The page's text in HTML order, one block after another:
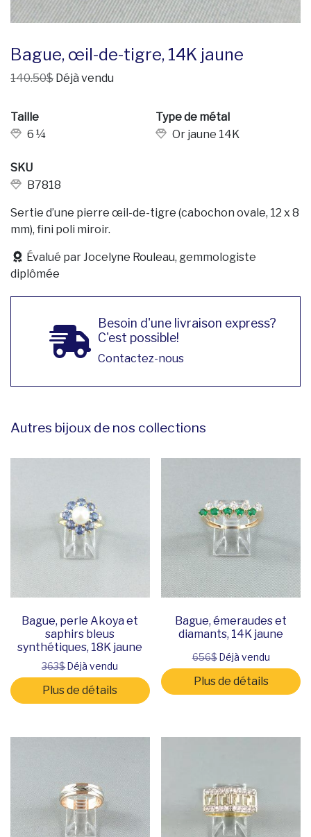
Bague, œil-de-tigre, 14K jaune
140.50$ Déjà vendu
Taille
6 ¼
Type de métal
Or jaune 14K
SKU
B7818
Sertie d’une pierre œil-de-tigre (cabochon ovale, 12 x 8
mm), fini poli miroir.
Évalué par Jocelyne Rouleau, gemmologiste
diplômée
Besoin d'une livraison express?
C'est possible!
Contactez-nous
Autres bijoux de nos collections
Bague, perle Akoya et
saphirs bleus
synthétiques, 18K jaune
363$Déjà vendu
Plus de détails
Bague, émeraudes et
diamants, 14K jaune
656$Déjà vendu
Plus de détails